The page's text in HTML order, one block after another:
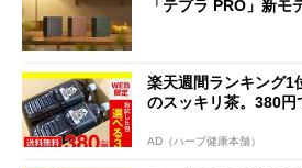
「テプラ PRO」新モ
楽天週間ランキング1
のスッキリ茶。380円
AD（ハーブ健康本舗）